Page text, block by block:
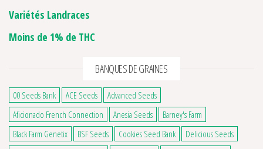
Variétés Landraces
Moins de 1% de THC
BANQUES DE GRAINES
00 Seeds Bank ACE Seeds
Advanced Seeds
Aficionado French Connection
Anesia Seeds
Barney's Farm
Black Farm Genetix
BSF Seeds Cookies Seed Bank
Delicious Seeds